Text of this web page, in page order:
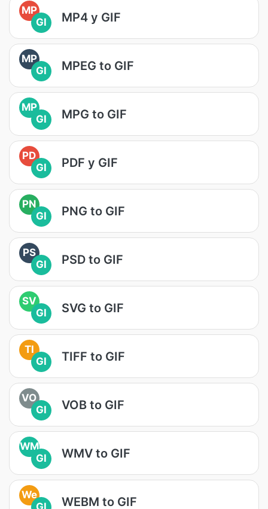
MP
GI
MP4 у GIF
MP
GI
MPEG to GIF
MP
GI
MPG to GIF
PD
GI
PDF у GIF
PN
GI
PNG to GIF
PS
GI
PSD to GIF
SV
GI
SVG to GIF
TI
GI
TIFF to GIF
VO
GI
VOB to GIF
WM
GI
WMV to GIF
We
WEBM to GIF